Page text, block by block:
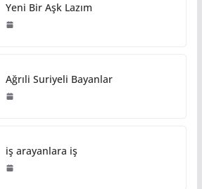
Yeni Bir Aşk Lazım
Ağrıli Suriyeli Bayanlar
iş arayanlara iş